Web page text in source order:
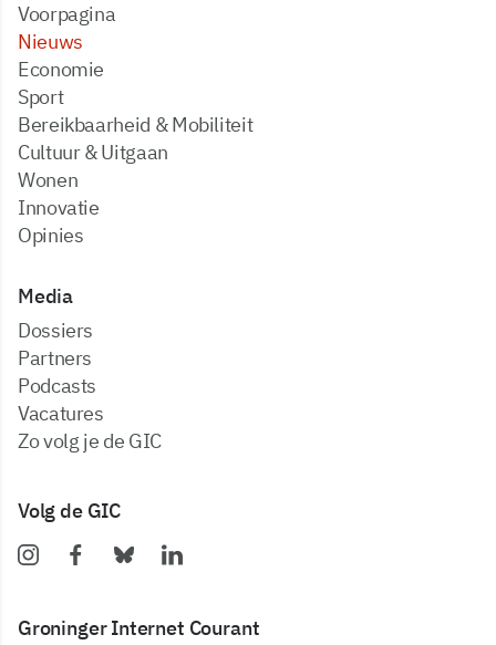
Voorpagina
Nieuws
Economie
Sport
Bereikbaarheid & Mobiliteit
Cultuur & Uitgaan
Wonen
Innovatie
Opinies
Media
dossiers
partners
podcasts
vacatures
zo volg je de GIC
Volg de GIC
Groninger Internet Courant